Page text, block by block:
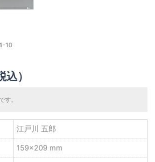
10
込）
す。
江戸川 五郎
159×209 mm